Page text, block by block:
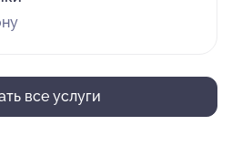
все услуги